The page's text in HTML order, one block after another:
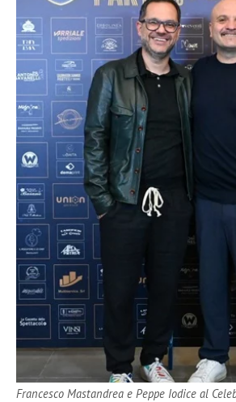
Francesco Mastandrea e Peppe Iodice al